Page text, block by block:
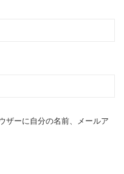
ザーに自分の名前、メールア